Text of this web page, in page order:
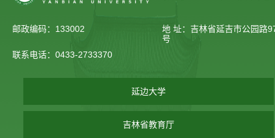
邮政编码：133002
地 址：吉林省延吉市公园路
号
联系电话：0433-2733370
延边大学
吉林省教育厅